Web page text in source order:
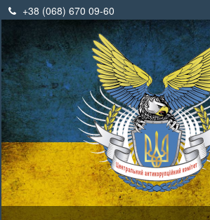
+38 (068) 670 09-60